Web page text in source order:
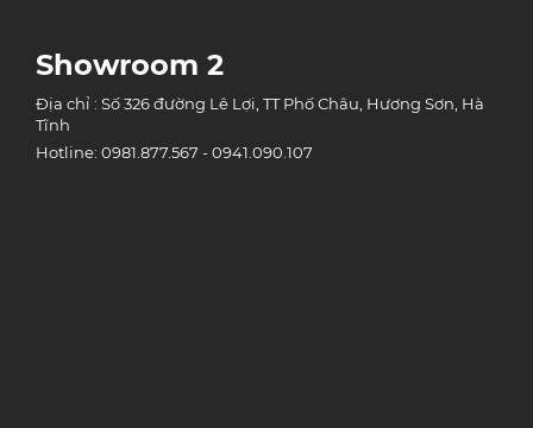
Showroom 2
Địa chỉ : Số 326 đường Lê Lợi, TT Phố Châu, Hương Sơn, Hà
Tĩnh
Hotline: 0981.877.567 - 0941.090.107